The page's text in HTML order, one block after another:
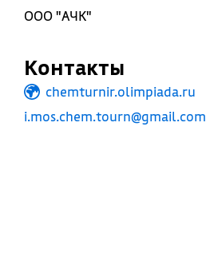
ООО "АЧК"
Контакты
chemturnir.olimpiada.ru
i.mos.chem.tourn@gmail.com